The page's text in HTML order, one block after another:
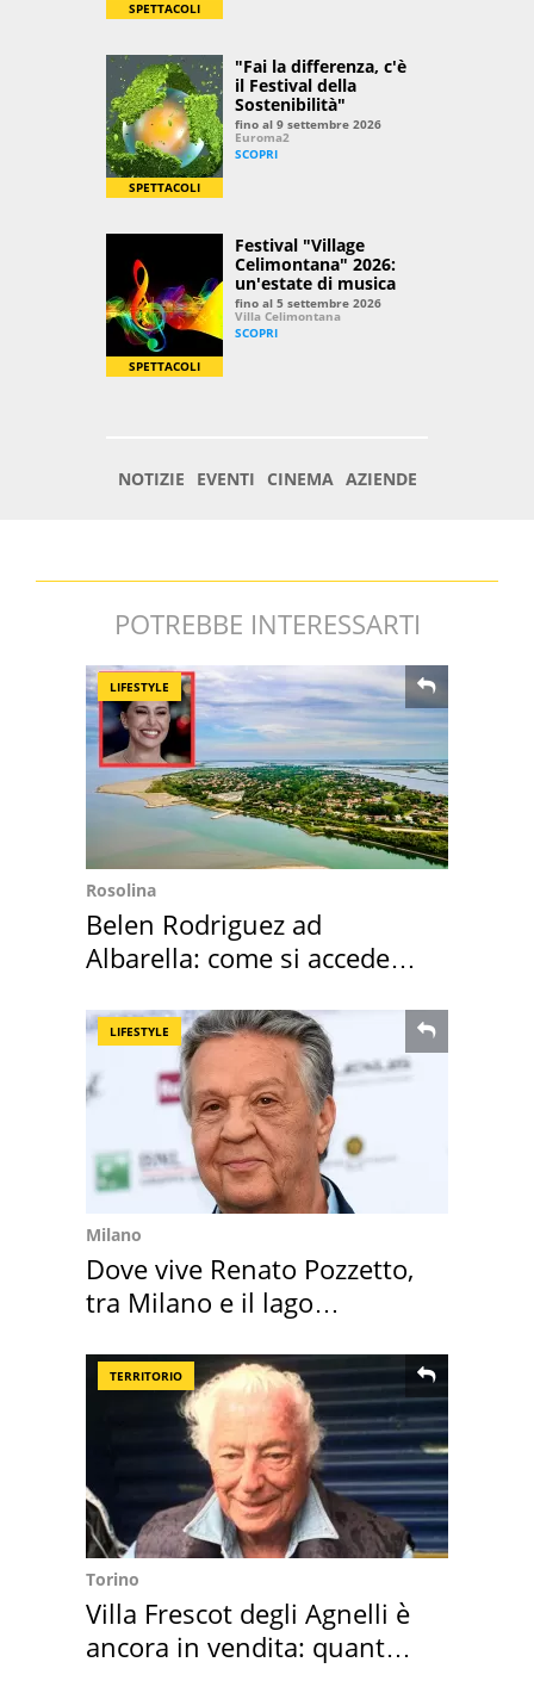
POTREBBE INTERESSARTI
LIFESTYLE
Rosolina
Belen Rodriguez ad
Albarella: come si accede
LIFESTYLE
Milano
Dove vive Renato Pozzetto,
tra Milano e il lago
TERRITORIO
Torino
Villa Frescot degli Agnelli è
ancora in vendita: quanto